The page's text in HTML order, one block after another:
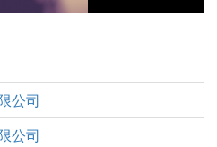
公司
公司